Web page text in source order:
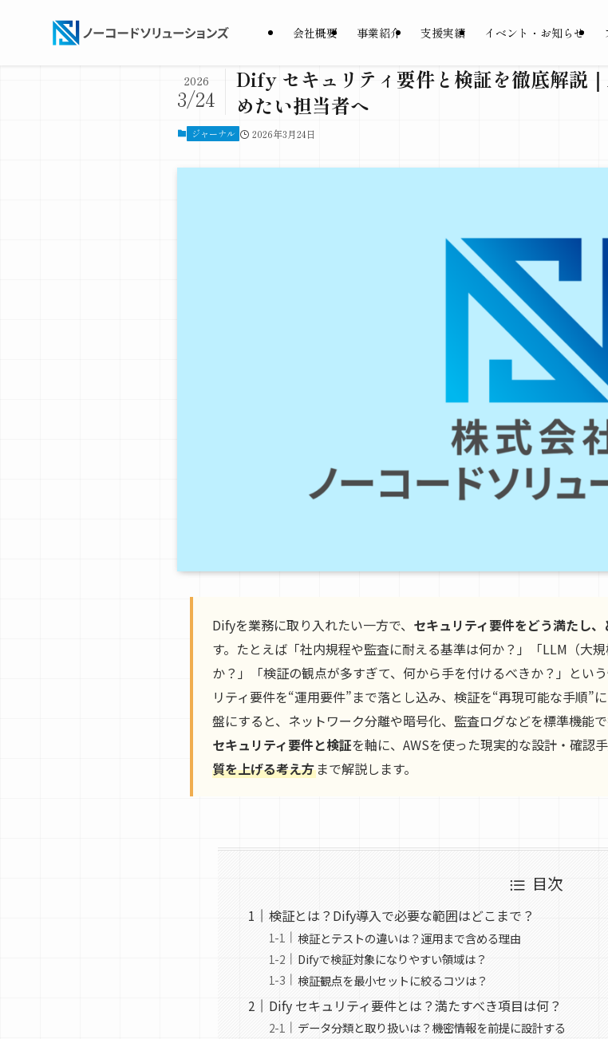
会社概要 事業紹介 支援実績 イベント・お知らせ
Dify セキュリティ要件と検証を徹底解説
めたい担当者へ
2026
3/24
ジャーナル 2026年3月24日
Difyを業務に取り入れたい一方で、 セキュリティ要件をどう満たし
す。たとえば「社内規程や監査に耐える基準は何か？」「LLM（大
か？」「検証の観点が多すぎて、何から手を付けるべきか？」とい
リティ要件を“運用要件”まで落とし込み、検証を“再現可能な手順”
盤にすると、ネットワーク分離や暗号化、監査ログなどを標準機能
セキュリティ要件と検証を軸に、AWSを使った現実的な設計・確認手
質を上げる考え方 まで解説します。
目次
検証とは？Dify導入で必要な範囲はどこまで？
検証とテストの違いは？運用まで含める理由
Difyで検証対象になりやすい領域は？
検証観点を最小セットに絞るコツは？
Dify セキュリティ要件とは？満たすべき項目は何？
データ分類と取り扱いは？機密情報を前提に設計する